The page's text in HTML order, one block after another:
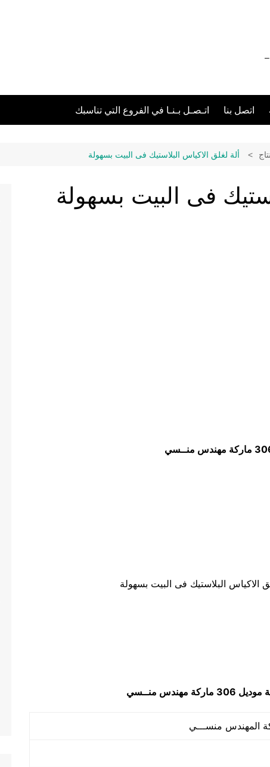
التغليف 01211116954 – 01211116955 – 01211116956 –
اتصل بنا اتـصـل بـنـا في الفروع التي تناسبك
ألة لغلق الاكياس البلاستيك فى البيت بسهولة
فى البيت بسهولة
الاكياس البلاستيك فى البيت بسهولة
موديل 306 ماركة مهندس منــسي